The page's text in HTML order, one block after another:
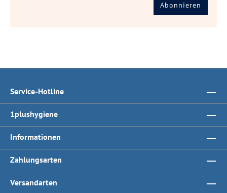
Abonnieren
Service-Hotline
1plushygiene
Informationen
Zahlungsarten
Versandarten